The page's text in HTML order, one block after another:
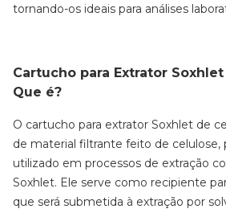
tornando-os ideais para análises
Cartucho para Extrator
Que é?
O cartucho para extrator Soxhlet de
de material filtrante feito de celulose,
utilizado em processos de extração
Soxhlet. Ele serve como recipiente
que será submetida à extração por